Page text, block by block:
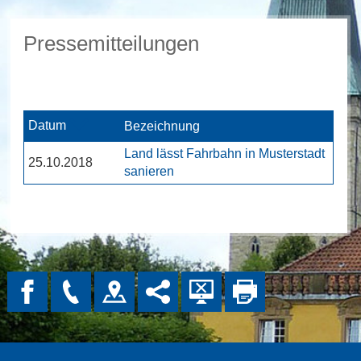
Pressemitteilungen
Datum Bezeichnung
25.10.2018
Land lässt Fahrbahn in Musterstadt
sanieren